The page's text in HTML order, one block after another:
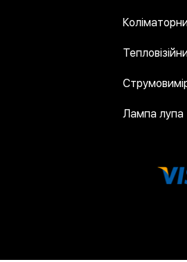
Лампа лупа